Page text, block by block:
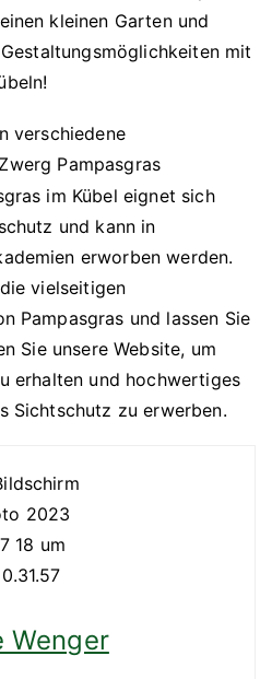
kleinen Garten und
mit
verschiedene
Pampasgras
im Kübel eignet sich
und kann in
erworben werden.
vielseitigen
Pampasgras und lassen Sie
Sie unsere Website, um
erhalten und hochwertiges
Sichtschutz zu erwerben.
Wenger